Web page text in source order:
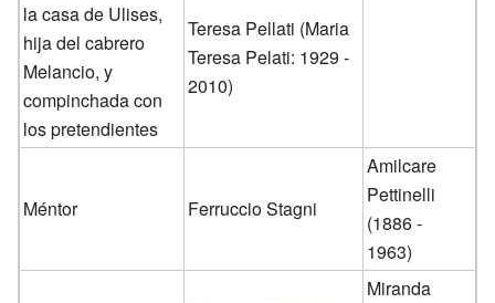
la casa de Ulises,
hija del cabrero
Melancio, y
compinchada con
los pretendientes
Teresa Pellati (Maria
Teresa Pelati: 1929 -
2010)
Méntor Ferruccio Stagni
Amilcare
Pettinelli
(1886 -
1963)
Miranda